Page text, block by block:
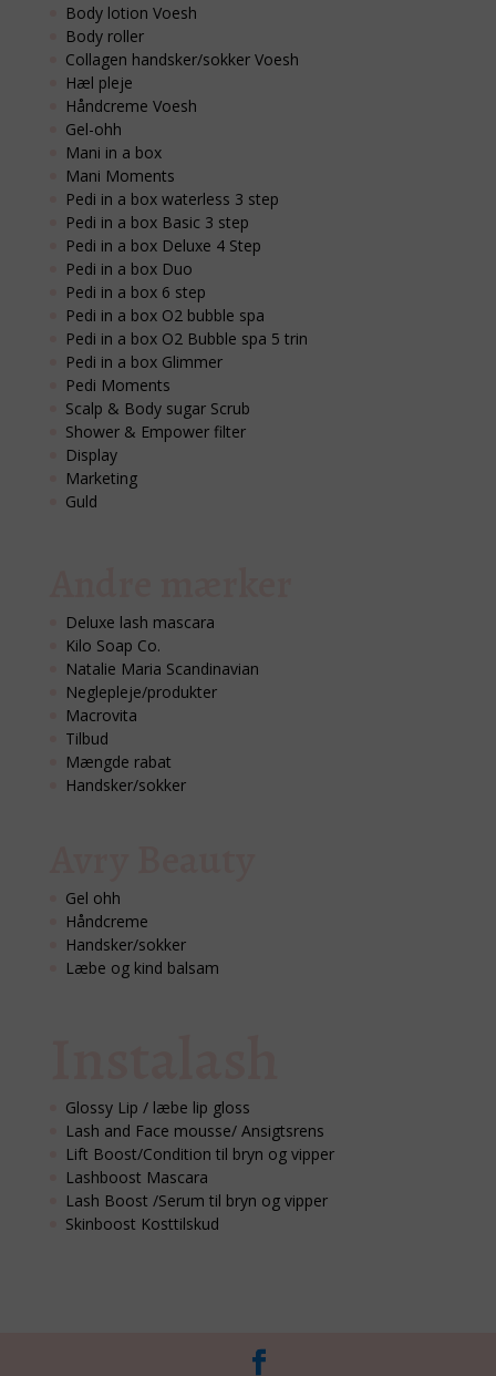
Body lotion Voesh
Body roller
Collagen handsker/sokker Voesh
Hæl pleje
Håndcreme Voesh
Gel-ohh
Mani in a box
Mani Moments
Pedi in a box waterless 3 step
Pedi in a box Basic 3 step
Pedi in a box Deluxe 4 Step
Pedi in a box Duo
Pedi in a box 6 step
Pedi in a box O2 bubble spa
Pedi in a box O2 Bubble spa 5 trin
Pedi in a box Glimmer
Pedi Moments
Scalp & Body sugar Scrub
Shower & Empower filter
Display
Marketing
Guld
Deluxe lash mascara
Kilo Soap Co.
Natalie Maria Scandinavian
Neglepleje/produkter
Macrovita
Tilbud
Mængde rabat
Handsker/sokker
Gel ohh
Håndcreme
Handsker/sokker
Læbe og kind balsam
Glossy Lip / læbe lip gloss
Lash and Face mousse/ Ansigtsrens
Lift Boost/Condition til bryn og vipper
Lashboost Mascara
Lash Boost /Serum til bryn og vipper
Skinboost Kosttilskud